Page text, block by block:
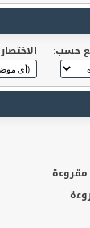
حسب: الاختصار